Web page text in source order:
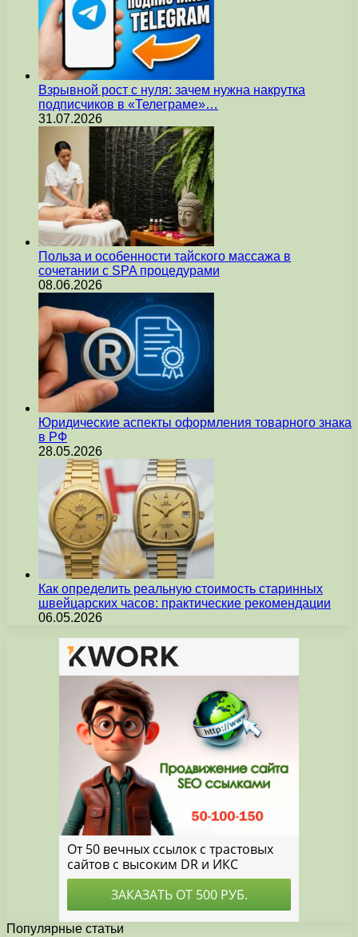
Взрывной рост с нуля: зачем нужна накрутка
подписчиков в «Телеграме»…
31.07.2026
Польза и особенности тайского массажа в
сочетании с SPA процедурами
08.06.2026
Юридические аспекты оформления товарного знака
в РФ
28.05.2026
Как определить реальную стоимость старинных
швейцарских часов: практические рекомендации
06.05.2026
Популярные статьи